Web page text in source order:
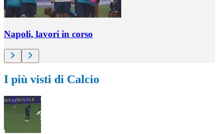
Napoli, lavori in corso
I più visti di Calcio